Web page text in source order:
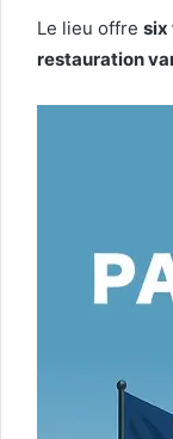
Le lieu offre six
restauration